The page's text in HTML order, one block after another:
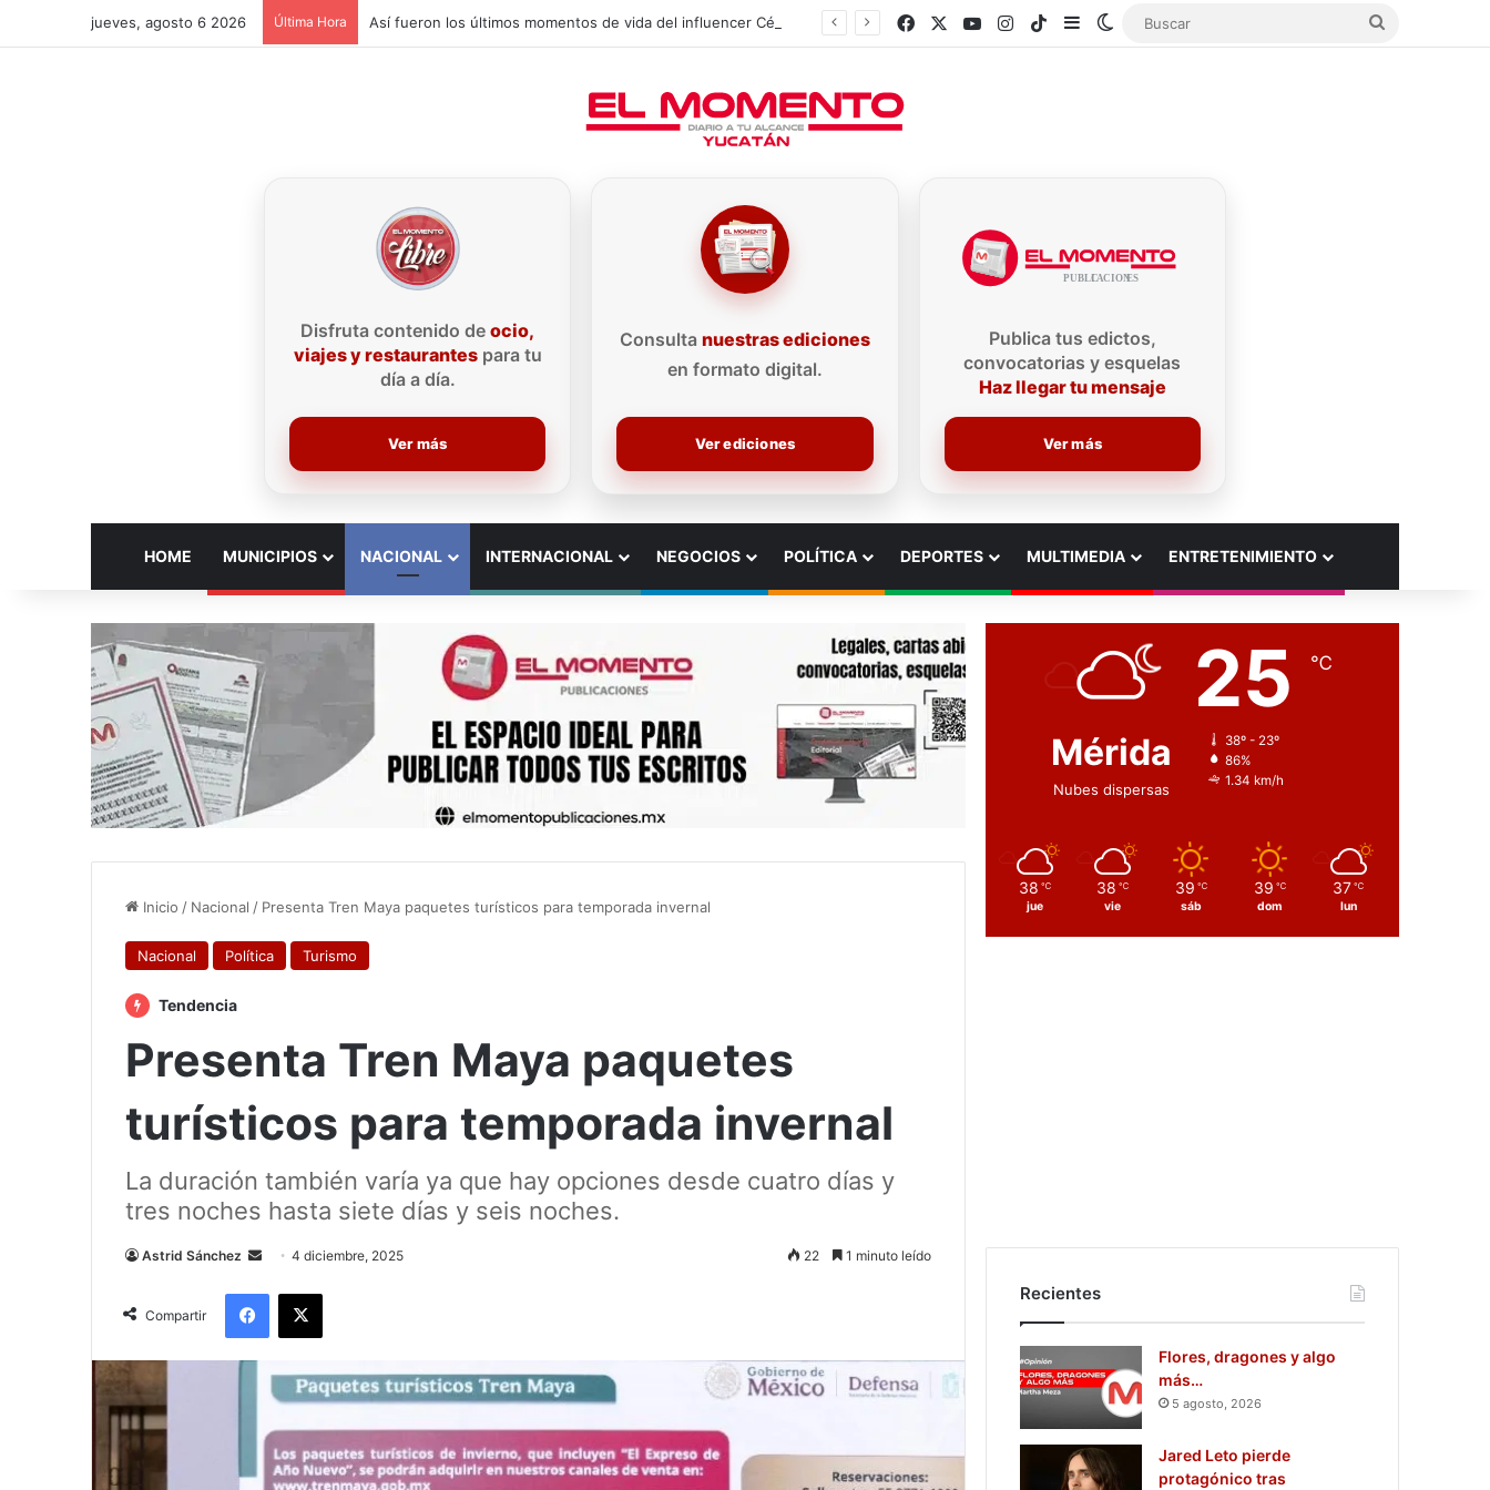
jueves, agosto 6 2026 Última Hora FacebookYouTubeInstagram
TikTokSidebarSwitch skin Buscar
Disfruta contenido deocio,
viajes y restaurantespara tu
día a día.
Ver más
Consulta nuestras ediciones
en formato digital.
Ver ediciones
Publica tus edictos,
convocatorias y esquelas
Haz llegar tu mensaje
Ver más
HOME MUNICIPIOS NACIONAL INTERNACIONAL NEGOCIOS POLÍTICA DEPORTES MULTIMEDIA ENTRETENIMIENTO
Inicio / Nacional / Presenta Tren Maya paquetes turísticos para temporada invernal
Nacional Política Turismo
Tendencia
Presenta Tren Maya paquetes
turísticos para temporada invernal
La duración también varía ya que hay opciones desde cuatro días y
tres noches hasta siete días y seis noches.
Astrid Sánchez
Send
email
4 diciembre, 2025 22 1 minuto leído
Compartir
Facebook
X
Mérida
Nubes dispersas
25 ℃
38º - 23º
86%
1.34 km/h
38 ℃
jue
38 ℃
vie
39 ℃
sáb
39 ℃
dom
37 ℃
lun
Recientes
Flores, dragones y algo
más…
5 agosto, 2026
Jared Leto pierde
protagónico tras